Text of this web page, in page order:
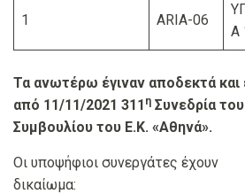
1 ARIA-06
Α
Τα ανωτέρω έγιναν αποδεκτά και
από 11/11/2021 311 η Συνεδρία
Συμβουλίου του Ε.Κ. «Αθηνά».
Οι υποψήφιοι συνεργάτες έχουν